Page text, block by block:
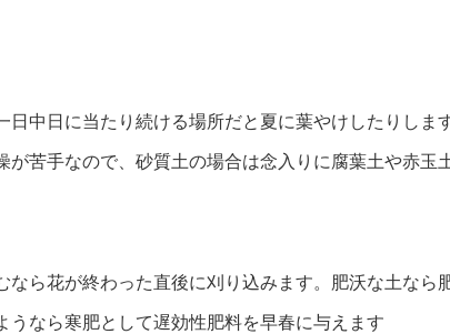
中日に当たり続ける場所だと夏に葉やけしたりしま
苦手なので、砂質土の場合は念入りに腐葉土や赤
ら花が終わった直後に刈り込みます。肥沃な土なら
なら寒肥として遅効性肥料を早春に与えます